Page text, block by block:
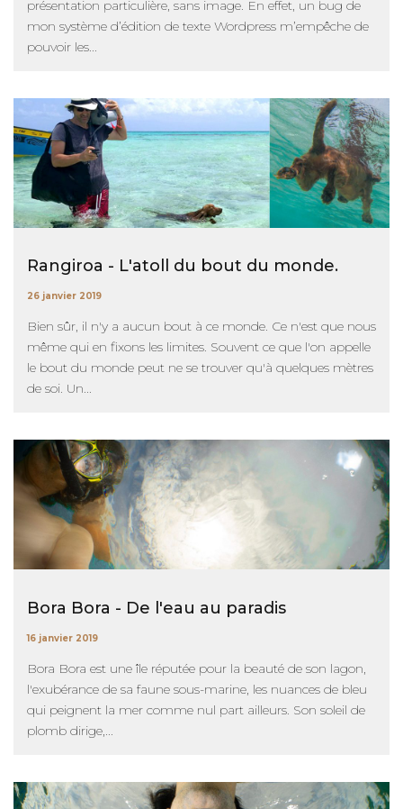
présentation particulière, sans image. En effet, un bug de
mon système d’édition de texte Wordpress m’empêche de
pouvoir les...
Rangiroa - L'atoll du bout du monde.
26 janvier 2019
Bien sûr, il n'y a aucun bout à ce monde. Ce n'est que nous
même qui en fixons les limites. Souvent ce que l'on appelle
le bout du monde peut ne se trouver qu'à quelques mètres
de soi. Un...
Bora Bora - De l'eau au paradis
16 janvier 2019
Bora Bora est une île réputée pour la beauté de son lagon,
l'exubérance de sa faune sous-marine, les nuances de bleu
qui peignent la mer comme nul part ailleurs. Son soleil de
plomb dirige,...